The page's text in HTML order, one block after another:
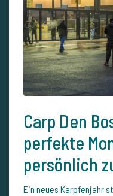
Carp Den
perfekte
persönlich
Ein neues Karpfenjahr